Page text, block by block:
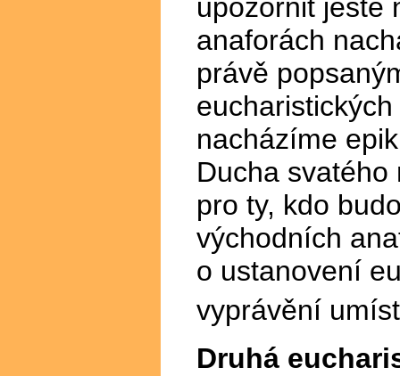
upozornit ještě
anaforách
právě
nacházíme
Ducha
pro ty, kdo
východních
o ustanovení
vyprávění
Druhá